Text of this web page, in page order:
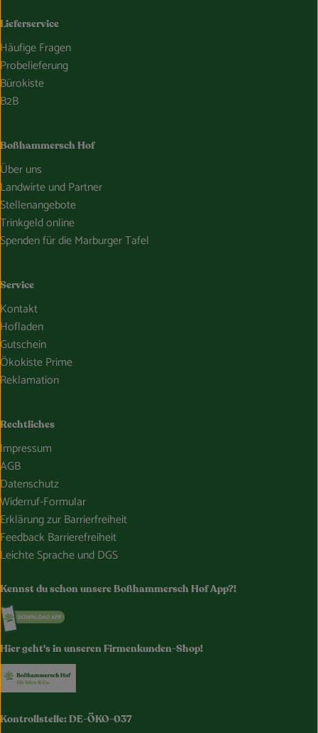
Lieferservice
Häufige Fragen
Probelieferung
Bürokiste
B2B
Boßhammersch Hof
Über uns
Landwirte und Partner
Stellenangebote
Trinkgeld online
Spenden für die Marburger Tafel
Service
Kontakt
Hofladen
Gutschein
Ökokiste Prime
Reklamation
Rechtliches
Impressum
AGB
Datenschutz
Widerruf-Formular
Erklärung zur Barrierfreiheit
Feedback Barrierefreiheit
Leichte Sprache und DGS
Kennst du schon unsere Boßhammersch Hof App?!
Externer Link zu https://www.bosshammersch-
Hier geht's in unseren Firmenkunden-Shop!
Kontrollstelle: DE-ÖKO-037